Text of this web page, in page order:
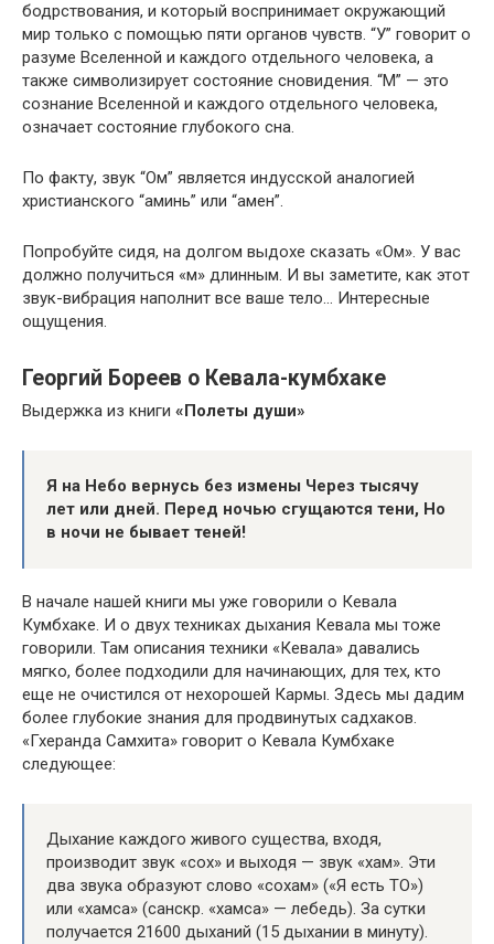
бодрствования, и который воспринимает окружающий
мир только с помощью пяти органов чувств. “У” говорит о
разуме Вселенной и каждого отдельного человека, а
также символизирует состояние сновидения. “М” — это
сознание Вселенной и каждого отдельного человека,
означает состояние глубокого сна.
По факту, звук “Ом” является индусской аналогией
христианского “аминь” или “амен”.
Попробуйте сидя, на долгом выдохе сказать «Ом». У вас
должно получиться «м» длинным. И вы заметите, как этот
звук-вибрация наполнит все ваше тело… Интересные
ощущения.
Георгий Бореев о Кевала-кумбхаке
Выдержка из книги «Полеты души»
Я на Небо вернусь без измены Через тысячу
лет или дней. Перед ночью сгущаются тени, Но
в ночи не бывает теней!
В начале нашей книги мы уже говорили о Кевала
Кумбхаке. И о двух техниках дыхания Кевала мы тоже
говорили. Там описания техники «Кевала» давались
мягко, более подходили для начинающих, для тех, кто
еще не очистился от нехорошей Кармы. Здесь мы дадим
более глубокие знания для продвинутых садхаков.
«Гхеранда Самхита» говорит о Кевала Кумбхаке
следующее:
Дыхание каждого живого существа, входя,
производит звук «сох» и выходя — звук «хам». Эти
два звука образуют слово «сохам» («Я есть ТО»)
или «хамса» (санскр. «хамса» — лебедь). За сутки
получается 21600 дыханий (15 дыхании в минуту).